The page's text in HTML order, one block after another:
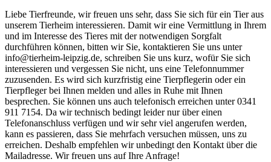
Liebe Tierfreunde, wir freuen uns sehr, dass Sie sich für ein Tier aus
unserem Tierheim interessieren. Damit wir eine Vermittlung in Ihrem
und im Interesse des Tieres mit der notwendigen Sorgfalt
durchführen können, bitten wir Sie, kontaktieren Sie uns unter
info@tierheim-leipzig.de, schreiben Sie uns kurz, wofür Sie sich
interessieren und vergessen Sie nicht, uns eine Telefonnummer
zuzusenden. Es wird sich kurzfristig eine Tierpflegerin oder ein
Tierpfleger bei Ihnen melden und alles in Ruhe mit Ihnen
besprechen. Sie können uns auch telefonisch erreichen unter 0341
911 7154. Da wir technisch bedingt leider nur über einen
Telefonanschluss verfügen und wir sehr viel angerufen werden,
kann es passieren, dass Sie mehrfach versuchen müssen, uns zu
erreichen. Deshalb empfehlen wir unbedingt den Kontakt über die
Mailadresse. Wir freuen uns auf Ihre Anfrage!